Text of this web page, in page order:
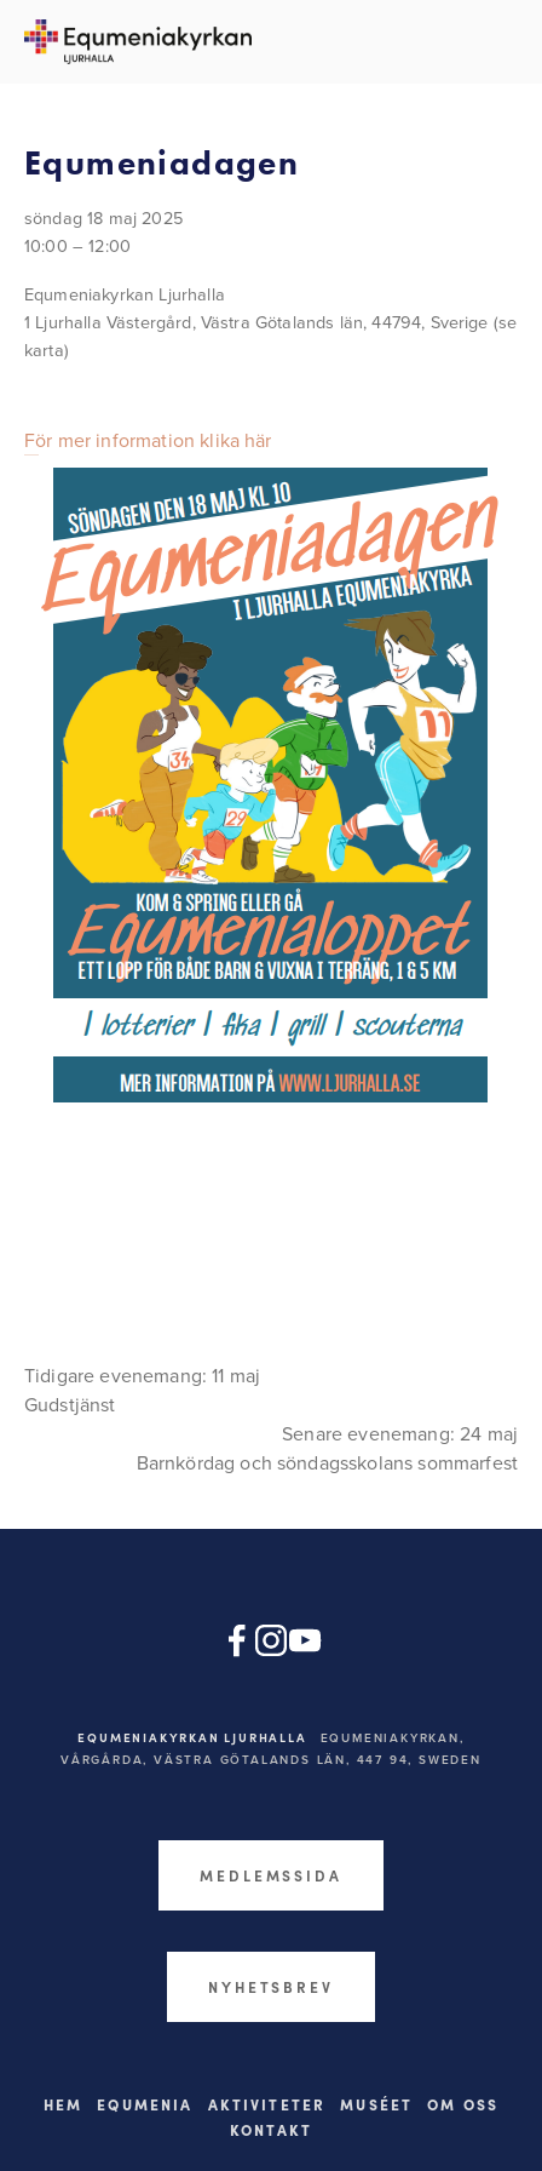
TILLBAKA TILL ALLA EVENEMANG
Equmeniadagen
söndag 18 maj 2025
10:00
12:00
Equmeniakyrkan Ljurhalla
1 Ljurhalla Västergård Västra Götalands län, 44794 Sverige (se
karta)
För mer information klika här
Tidigare evenemang: 11 maj
Gudstjänst
Senare evenemang: 24 maj
Barnkördag och söndagsskolans sommarfest
EQUMENIAKYRKAN LJURHALLA
EQUMENIAKYRKAN,
VÅRGÅRDA, VÄSTRA GÖTALANDS LÄN, 447 94, SWEDEN
MEDLEMSSIDA
NYHETSBREV
HEM EQUMENIA AKTIVITETER MUSÉET
OM OSS
KONTAKT